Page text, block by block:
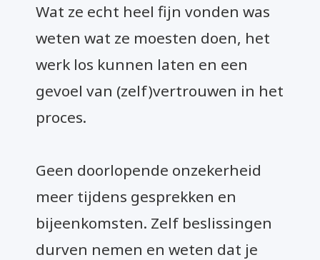
Wat ze echt heel fijn vonden was
weten wat ze moesten doen, het
werk los kunnen laten en een
gevoel van (zelf)vertrouwen in het
proces.
Geen doorlopende onzekerheid
meer tijdens gesprekken en
bijeenkomsten. Zelf beslissingen
durven nemen en weten dat je